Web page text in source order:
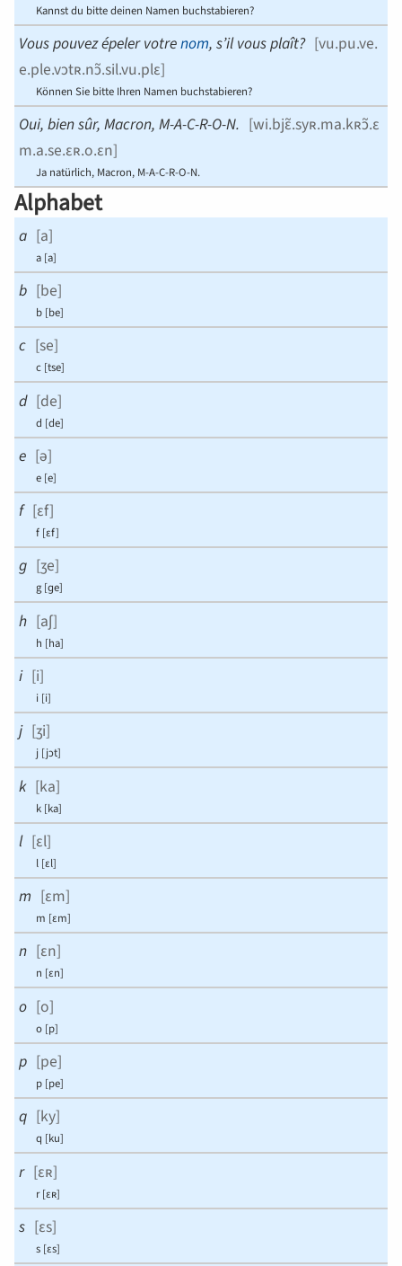
Kannst du bitte deinen Namen buchstabieren?
Vous pouvez épeler votrenom, s’il vous plaît? [vu.pu.ve.
e.ple.​vɔtʀ.nɔ̃.​sil.vu.plɛ]
Können Sie bitte Ihren Namen buchstabieren?
Oui, bien sûr, Macron, M-A-C-R-O-N. [wi.bjɛ̃.syʀ.ma.kʀɔ̃.​ɛ
m.a.se.ɛʀ.o.ɛn]
Ja natürlich, Macron, M-A-C-R-O-N.
Alphabet
a [a]
a [a]
b [be]
b [be]
c [se]
c [tse]
d [de]
d [de]
e [ə]
e [e]
f [ɛf]
f [ɛf]
g [ʒe]
g[ɡe]
h [aʃ]
h [ha]
i [i]
i [i]
j [ʒi]
j [jɔt]
k [ka]
k [ka]
l [ɛl]
l [ɛl]
m [ɛm]
m [ɛm]
n [ɛn]
n [ɛn]
o [o]
o [p]
p [pe]
p [pe]
q [ky]
q [ku]
r [ɛʀ]
r[ɛʀ]
s [ɛs]
s [ɛs]